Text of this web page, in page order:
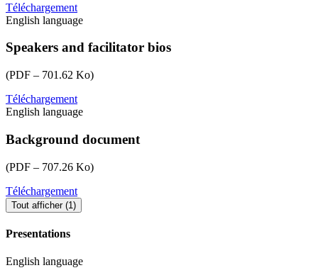
posters.pdf
Téléchargement
cap-
sem-
participants-
list.pdf
English language
Speakers and facilitator bios
(PDF – 701.62 Ko)
Téléchargement
cap-
sem-
speaker-
facilitator-
English language
Background document
(PDF – 707.26 Ko)
Téléchargement
cap-
network-
background-
Tout afficher (1)
Presentations
English language